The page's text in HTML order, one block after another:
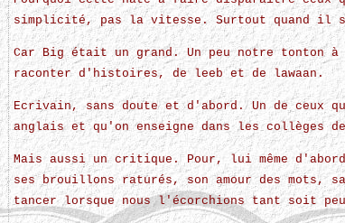
simplicité, pas la vitesse. Surtout quand il
Car Big était un grand. Un peu notre tonton à
raconter d'histoires, de leeb et de lawaan.
Ecrivain, sans doute et d'abord. Un de ceux
anglais et qu'on enseigne dans les collèges
Mais aussi un critique. Pour, lui même
ses brouillons raturés, son amour des
tancer lorsque nous l'écorchions tant soit